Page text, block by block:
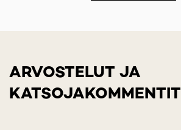
ARVOSTELUT JA
KATSOJAKOMMENTIT